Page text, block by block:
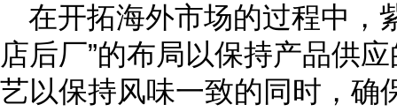
在开拓海外市场的过程中，
店后厂”的布局以保持产品供
艺以保持风味一致的同时，确